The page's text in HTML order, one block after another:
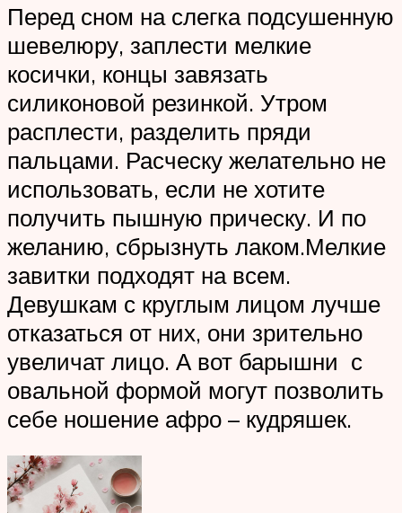
Перед сном на слегка подсушенную
шевелюру, заплести мелкие
косички, концы завязать
силиконовой резинкой. Утром
расплести, разделить пряди
пальцами. Расческу желательно не
использовать, если не хотите
получить пышную прическу. И по
желанию, сбрызнуть лаком.Мелкие
завитки подходят на всем.
Девушкам с круглым лицом лучше
отказаться от них, они зрительно
увеличат лицо. А вот барышни с
овальной формой могут позволить
себе ношение афро – кудряшек.